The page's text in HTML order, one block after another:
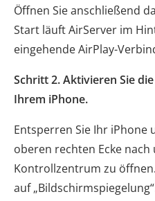
Öffnen Sie anschließend
Start läuft AirServer im
eingehende AirPlay-
Schritt 2. Aktivieren Sie
Ihrem iPhone.
Entsperren Sie Ihr iPhone
oberen rechten Ecke nach
Kontrollzentrum zu
auf